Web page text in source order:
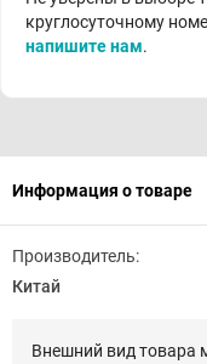
круглосуточному
напишите нам.
Информация о товаре
Производитель:
Китай
Внешний вид товара